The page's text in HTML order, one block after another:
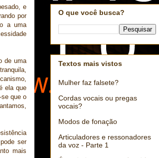
e
por
a uma
de uma
ela que
que o
ser
mais
O que você busca?
Textos mais vistos
Mulher faz falsete?
Cordas vocais ou pregas
vocais?
Modos de fonação
Articuladores e ressonadores
da voz - Parte 1